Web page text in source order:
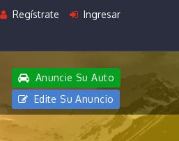
Regístrate Ingresar
Anuncie Su Auto
Edite Su Anuncio